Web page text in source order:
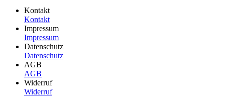
Kontakt
Kontakt
Impressum
Impressum
Datenschutz
Datenschutz
AGB
AGB
Widerruf
Widerruf